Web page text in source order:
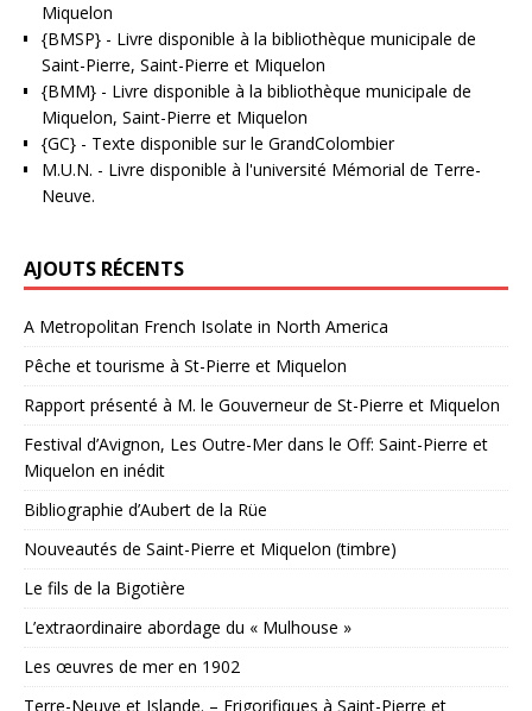
Miquelon
{BMSP} - Livre disponible à la bibliothèque municipale de
Saint-Pierre, Saint-Pierre et Miquelon
{BMM} - Livre disponible à la bibliothèque municipale de
Miquelon, Saint-Pierre et Miquelon
{GC} - Texte disponible sur le GrandColombier
M.U.N. - Livre disponible à l'université Mémorial de Terre-
Neuve.
AJOUTS RÉCENTS
A Metropolitan French Isolate in North America
Pêche et tourisme à St-Pierre et Miquelon
Rapport présenté à M. le Gouverneur de St-Pierre et Miquelon
Festival d’Avignon, Les Outre-Mer dans le Off: Saint-Pierre et
Miquelon en inédit
Bibliographie d’Aubert de la Rüe
Nouveautés de Saint-Pierre et Miquelon (timbre)
Le fils de la Bigotière
L’extraordinaire abordage du « Mulhouse »
Les œuvres de mer en 1902
Terre-Neuve et Islande. – Frigorifiques à Saint-Pierre et